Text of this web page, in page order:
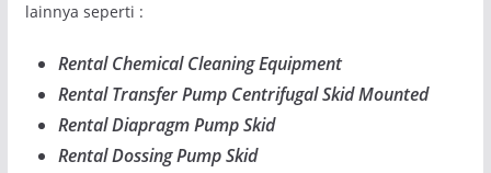
lainnya seperti :
Rental Chemical Cleaning Equipment
Rental Transfer Pump Centrifugal Skid Mounted
Rental Diapragm Pump Skid
Rental Dossing Pump Skid